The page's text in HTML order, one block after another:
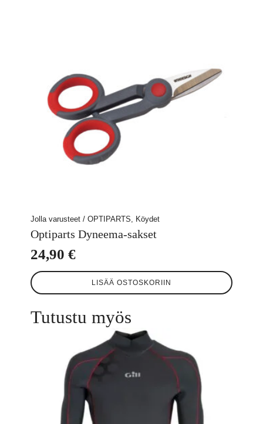
Jolla varusteet / OPTIPARTS, Köydet
Optiparts Dyneema-sakset
24,90 €
LISÄÄ OSTOSKORIIN
Tutustu myös